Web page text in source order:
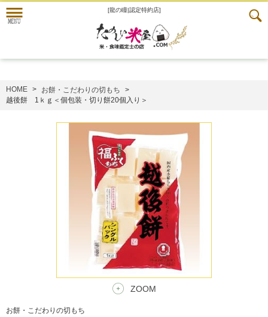
[龍の瞳|認定特約店]
HOME
お餅・こだわりの切もち
越後餅 1ｋｇ＜個包装・切り餅20個入り＞
ZOOM
お餅・こだわりの切もち